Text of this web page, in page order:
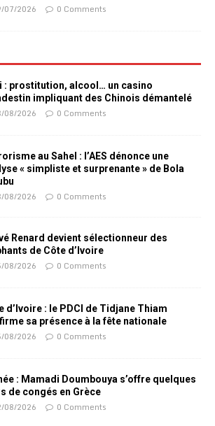
07/2026 0 Comments
: prostitution, alcool… un casino
impliquant des Chinois démantelé
08/2026 0 Comments
au Sahel : l’AES dénonce une
« simpliste et surprenante » de Bola
08/2026 0 Comments
Renard devient sélectionneur des
de Côte d’Ivoire
08/2026 0 Comments
d’Ivoire : le PDCI de Tidjane Thiam
sa présence à la fête nationale
08/2026 0 Comments
: Mamadi Doumbouya s’offre quelques
de congés en Grèce
08/2026 0 Comments